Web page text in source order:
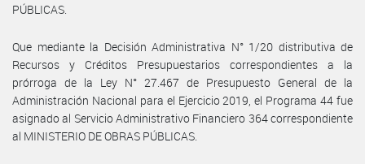
PÚBLICAS.
Que mediante la Decisión Administrativa N° 1/20 distributiva de
Recursos y Créditos Presupuestarios correspondientes a la
prórroga de la Ley N° 27.467 de Presupuesto General de la
Administración Nacional para el Ejercicio 2019, el Programa 44 fue
asignado al Servicio Administrativo Financiero 364 correspondiente
al MINISTERIO DE OBRAS PÚBLICAS.